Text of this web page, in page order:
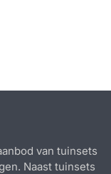
van tuinsets
Naast tuinsets